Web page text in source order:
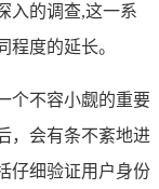
入的调查,这一系
程度的延长。
个不容小觑的重要
，会有条不紊地进
仔细验证用户身份